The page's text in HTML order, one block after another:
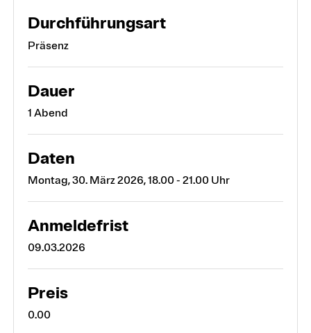
Durchführungsart
Präsenz
Dauer
1 Abend
Daten
Montag, 30. März 2026, 18.00 - 21.00 Uhr
Anmeldefrist
09.03.2026
Preis
0.00